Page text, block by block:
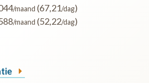
/maand (67,21/dag)
/maand (52,22/dag)